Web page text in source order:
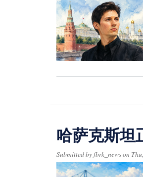
哈萨克斯坦
Submitted byfbrk_newson